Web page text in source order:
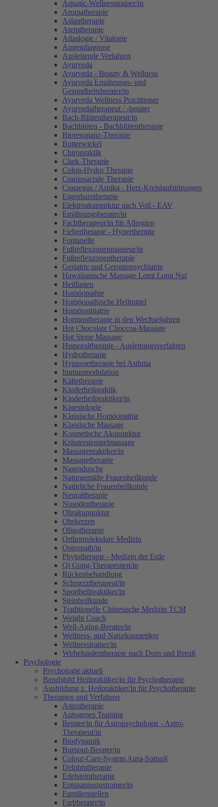
Aquatic-Wellnesstrainer/in
Aromatherapie
Aslantherapie
Atemtherapie
Atlaslogie / Vitalogie
Augendiagnose
Ausleitende Verfahren
Ayurveda
Ayurveda - Beauty & Wellness
Ayurveda Ernährungs- und
Gesundheitsberater/in
Ayurveda Wellness Practitioner
Ayurvedatherapeut / -berater
Bach-Blütentherapeut/in
Bachblüten - Bachblütentherapie
Bioresonanz-Therapie
Butterwickel
Chiropraktik
Clark-Therapie
Colon-Hydro Therapie
Craniosacrale Therapie
Crataegus / Arnika - Herz-Kreislaufstörungen
Eigenharntherapie
Elektroakupunktur nach Voll - EAV
Ernährungsberater/in
Fachtherapeut/in für Allergien
Fiebertherapie - Hyperthermie
Fontanelle
Fußreflexzonenmasseur/in
Fußreflexzonentherapie
Geriatrie und Gerontopsychiatrie
Hawaiianische Massage Lomi Lomi Nui
Heilfasten
Homöopathie
Homöopathische Heilmittel
Homöosiniatrie
Hormontherapie in den Wechseljahren
Hot Chocolate Choccoa-Massage
Hot Stone Massage
Humoraltherapie - Ausleitungsverfahren
Hydrotherapie
Hypnosetherapie bei Asthma
Immunmodulation
Kältetherapie
Kinderheilpraktik
Kinderheilpraktiker/in
Kinesiologie
Klassische Homöopathie
Klassische Massage
Kosmetische Akupunktur
Kräuterstempelmassage
Massagepraktiker/in
Massagetherapie
Nasendusche
Naturgemäße Frauenheilkunde
Natürliche Frauenheilkunde
Neuraltherapie
Nosodentherapie
Ohrakupunktur
Ohrkerzen
Oligotherapie
Orthomolekulare Medizin
Osteopath/in
Phytotherapie - Medizin der Erde
Qi Gong-Therapeuten/in
Rückenbehandlung
Schmerztherapeut/in
Sportheilpraktiker/in
Steinheilkunde
Traditionelle Chinesische Medizin TCM
Weight Coach
Well-Aging-Berater/in
Wellness- und Naturkosmetiker
Wellnesstrainer/in
Wirbelsäulentherapie nach Dorn und Breuß
Psychologie
Psychologie aktuell
Berufsbild Heilpraktiker/in für Psychotherapie
Ausbildung z. Heilpraktiker/in für Psychotherapie
Therapien und Verfahren
Astrotherapie
Autogenes Training
Berater/in für Astropsychologie - Astro-
Therapeut/in
Biodynamik
Burnout-Berater/in
Colour-Care-System Aura-Soma®
Delphintherapie
Edelsteintherapie
Entspannungstrainer/in
Familienstellen
Farbberater/in